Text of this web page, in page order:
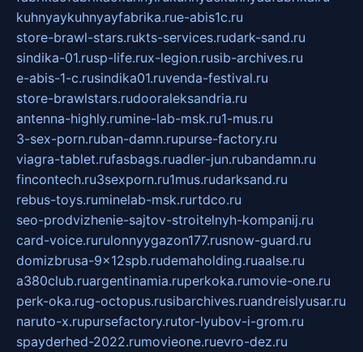
kuhnyaykuhnyayfabrika.rue-abis1c.ru
store-brawl-stars.rukts-services.rudark-sand.ru
sindika-01.rusp-life.rux-legion.rusib-archives.ru
e-abis-1-c.rusindika01.ruvenda-festival.ru
store-brawlstars.rudooraleksandria.ru
antenna-highly.rumine-lab-msk.ru1-mus.ru
3-sex-porn.ruban-damn.rupurse-factory.ru
viagra-tablet.rufasbags.ruadler-jun.rubandamn.ru
fincontech.ru3sexporn.ru1mus.rudarksand.ru
rebus-toys.ruminelab-msk.rurtdco.ru
seo-prodvizhenie-sajtov-stroitelnyh-kompanij.ru
card-voice.rurulonnyygazon177.rusnow-guard.ru
domizbrusa-9x12spb.rudemaholding.ruaalse.ru
a380club.ruargentinamia.ruperkoka.rumovie-one.ru
perk-oka.rug-octopus.rusibarchives.ruandreislyusar.ru
naruto-x.rupursefactory.rutor-lyubov-i-grom.ru
spayderhed-2022.rumovieone.ruevro-dez.ru